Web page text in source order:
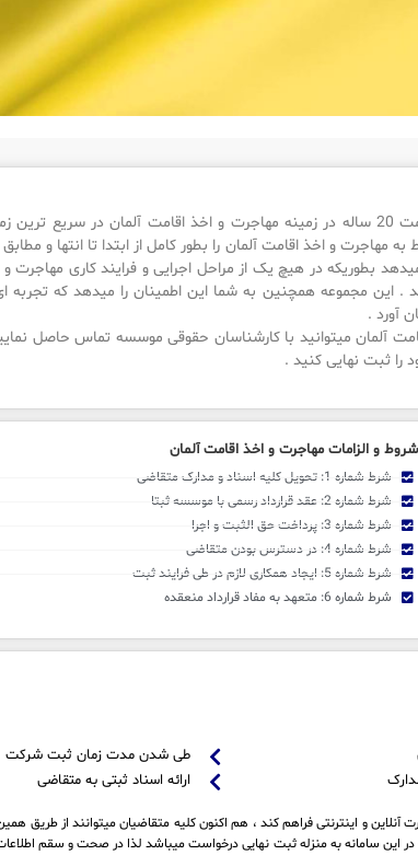
موسسه بین المللی ثبتا بواسطه قدمت 20 ساله در زمینه مهاجرت و اخذ اقامت آلمان
مهاجرت و اخذ اقامت آلمان را بطور کامل از ابتدا تا انتها و مطابق
بطوریکه در هیچ یک از مراحل اجرایی و فرایند کاری مهاجرت و
این مجموعه همچنین به شما این اطمینان را میدهد که تجربه
آورد .
آلمان میتوانید با کارشناسان حقوقی موسسه تماس حاصل
را ثبت نهایی کنید .
شروط و الزامات مهاجرت و اخذ اقامت آلمان
شرط شماره 1: تحویل کلیه اسناد و مدارک متقاضی
شرط شماره 2: عقد قرارداد رسمی با موسسه ثبتا
شرط شماره 3: پرداخت حق الثبت و اجرا
شرط شماره 4: در دسترس بودن متقاضی
شرط شماره 5: ایجاد همکاری لازم در طی فرایند ثبت
شرط شماره 6: متعهد به مفاد قرارداد منعقده
طی شدن مدت زمان ثبت شرکت
ارائه اسناد ثبتی به متقاضی
و اینترنتی فراهم کند ، هم اکنون کلیه متقاضیان میتوانند از طریق
این سامانه به منزله ثبت نهایی درخواست میباشد لذا در صحت و سقم